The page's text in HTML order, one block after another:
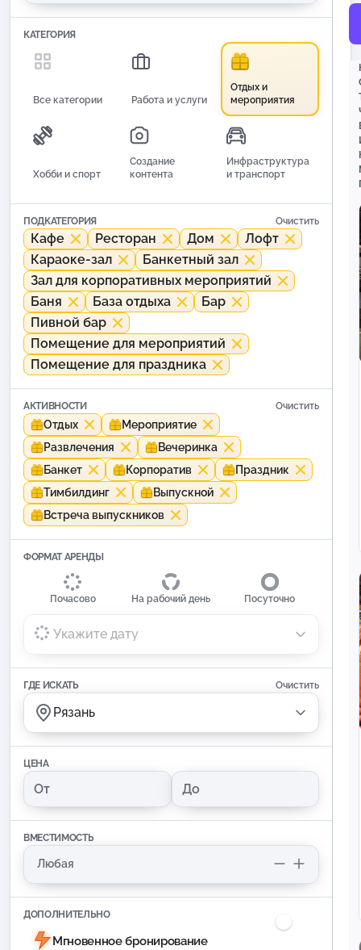
КАТЕГОРИЯ
Все категории Работа и услуги
Отдых и
мероприятия
Хобби и спорт
Создание
контента
Инфраструктура
и транспорт
ПОДКАТЕГОРИЯ Очистить
Кафе Ресторан Дом
Лофт
Караоке-зал
Банкетный зал
Зал для корпоративных мероприятий
Баня
База отдыха
Бар
Пивной бар
Помещение для мероприятий
Помещение для праздника
АКТИВНОСТИ Очистить
Отдых
Мероприятие
Развлечения
Вечеринка
Банкет
Корпоратив
Праздник
Тимбилдинг
Выпускной
Встреча выпускников
ФОРМАТ АРЕНДЫ
Почасово На рабочий день Посуточно
Укажите дату
ГДЕ ИСКАТЬ Очистить
Рязань
ЦЕНА
ВМЕСТИМОСТЬ
ДОПОЛНИТЕЛЬНО
Мгновенное бронирование